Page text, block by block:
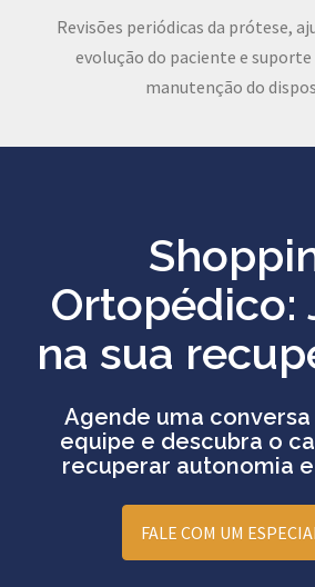
Revisões periódicas da prótese,
evolução do paciente e
manutenção do
Ortopédico:
na sua
Agende uma
equipe e descubra o
recuperar autonomia
FALE COM UM